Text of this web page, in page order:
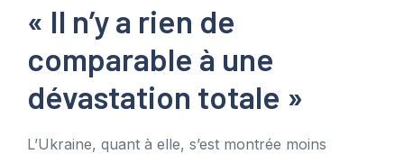
« Il n’y a rien de
comparable à une
dévastation totale »
L’Ukraine, quant à elle, s’est montrée moins